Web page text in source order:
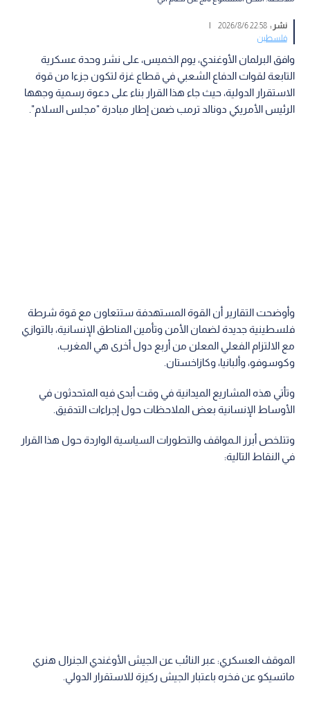
نشر :22:58 2026/8/6
|
فلسطين
وافق البرلمان الأوغندي، يوم الخميس، على نشر وحدة عسكرية
التابعة لقوات الدفاع الشعبي في قطاع غزة لتكون جزءا من قوة
الاستقرار الدولية، حيث جاء هذا القرار بناء على دعوة رسمية وجهها
الرئيس الأمريكي دونالد ترمب ضمن إطار مبادرة "مجلس السلام".
وأوضحت التقارير أن القوة المستهدفة ستتعاون مع قوة شرطة
فلسطينية جديدة لضمان الأمن وتأمين المناطق الإنسانية، بالتوازي
مع الالتزام الفعلي المعلن من أربع دول أخرى هي المغرب،
وكوسوفو، وألبانيا، وكازاخستان.
وتأتي هذه المشاريع الميدانية في وقت أبدى فيه المتحدثون في
الأوساط الإنسانية بعض الملاحظات حول إجراءات التدقيق.
وتتلخص أبرز الـمواقف والتطورات السياسية الواردة حول هذا القرار
في النقاط التالية:
الموقف العسكري: عبر النائب عن الجيش الأوغندي الجنرال هنري
ماتسيكو عن فخره باعتبار الجيش ركيزة للاستقرار الدولي.